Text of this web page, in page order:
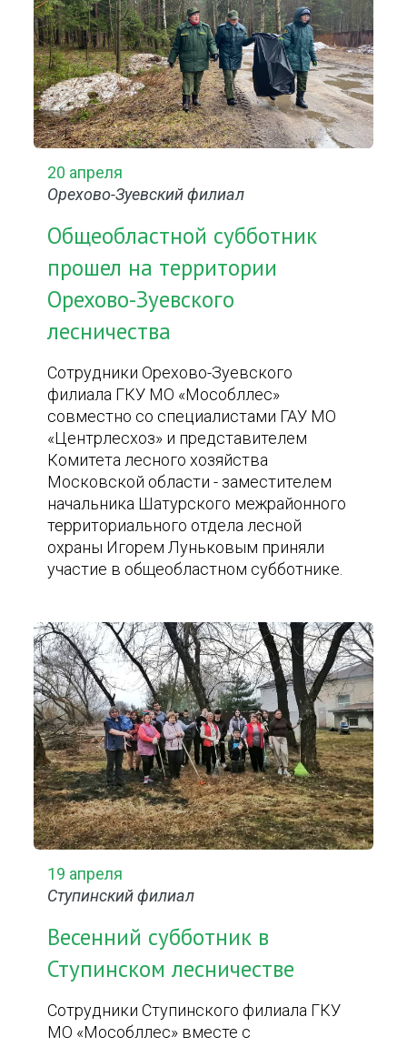
20 апреля
Орехово-Зуевский филиал
Общеобластной субботник
прошел на территории
Орехово-Зуевского
лесничества
Сотрудники Орехово-Зуевского
филиала ГКУ МО «Мособллес»
совместно со специалистами ГАУ МО
«Центрлесхоз» и представителем
Комитета лесного хозяйства
Московской области - заместителем
начальника Шатурского межрайонного
территориального отдела лесной
охраны Игорем Луньковым приняли
участие в общеобластном субботнике.
19 апреля
Ступинский филиал
Весенний субботник в
Ступинском лесничестве
Сотрудники Ступинского филиала ГКУ
МО «Мособллес» вместе с